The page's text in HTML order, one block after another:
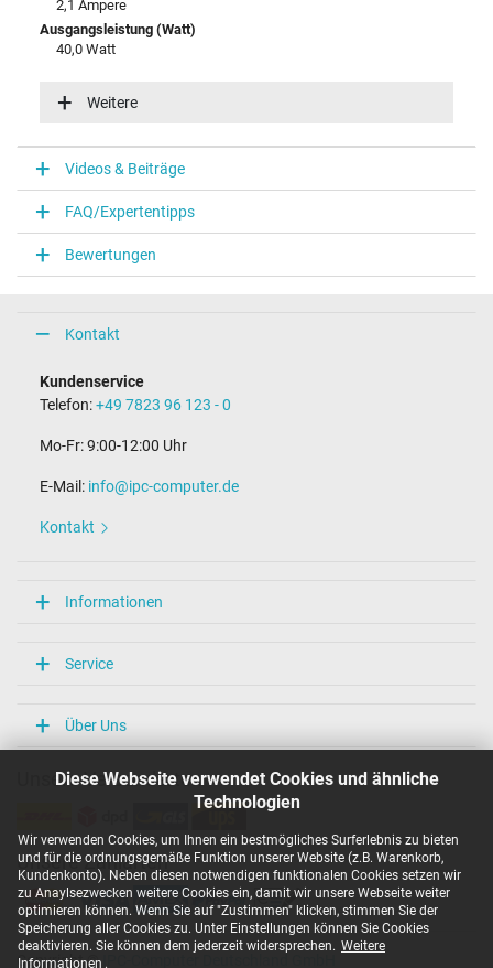
Diese Webseite verwendet Cookies und ähnliche
Technologien
Wir verwenden Cookies, um Ihnen ein bestmögliches Surferlebnis zu bieten
und für die ordnungsgemäße Funktion unserer Website (z.B. Warenkorb,
Kundenkonto). Neben diesen notwendigen funktionalen Cookies setzen wir
zu Anaylsezwecken weitere Cookies ein, damit wir unsere Webseite weiter
optimieren können. Wenn Sie auf "Zustimmen" klicken, stimmen Sie der
Speicherung aller Cookies zu. Unter Einstellungen können Sie Cookies
deaktivieren. Sie können dem jederzeit widersprechen. Weitere
Informationen .
2,1 Ampere
Ausgangsleistung (Watt)
40,0 Watt
100-240V / 50-60Hz
Notebook Stecker
Steckertyp / -form
rund / –
Steckerlänge (mm)
11,0 mm
5,5 mm / 2,5 mm
Länge Anschlusskabel (m) (ca.)
1.75 m
Maße
Länge / Breite / Höhe
Überlast-, kurzschluss- und überhitzungsgeschützt
CCC
PSE
TÜV Geprüfte Sicherheit
UL Nachhaltigkeit
Ukraine Safety
Kategorisierung
Kategorie
Netzteil
Weitere
Videos & Beiträge
FAQ/Expertentipps
Bewertungen
Kontakt
Kundenservice
Telefon:+49 7823 96 123 - 0
Mo-Fr: 9:00-12:00 Uhr
E-Mail: info@ipc-computer.de
Kontakt
Informationen
Service
Über Uns
Unsere Versandarten
Unsere Zahlarten
Copyright ©